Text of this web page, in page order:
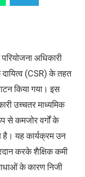
अधिकारी
दायित्व (CSR) के तहत
किया गया। इस
उच्चतर माध्यमिक
से कमजोर वर्गों के
है। यह कार्यक्रम उन
करके शैक्षिक कमी
के कारण निजी